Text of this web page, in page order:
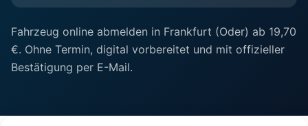
Fahrzeug online abmelden in Frankfurt (Oder) ab 19,70
€. Ohne Termin, digital vorbereitet und mit offizieller
Bestätigung per E-Mail.